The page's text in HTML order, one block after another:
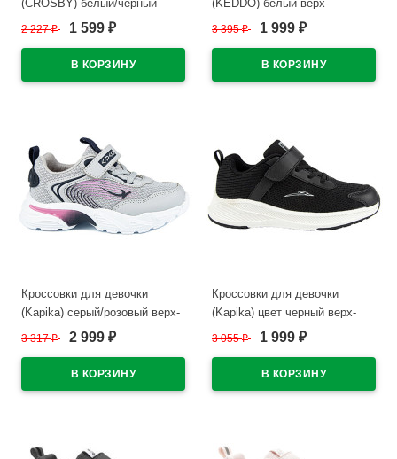
(CROSBY) белый/черный
верх-искусственная кожа/
арт.248039/04-01
2 227₽ 1 599 ₽
(KEDDO) белый верх-
искусственная кожа
547173/02-05
3 395₽ 1 999 ₽
Кроссовки для девочки
(Kapika) серый/розовый верх-
искусственная кожа/текстиль
размерный ряд 31-35 артикул
731148-3
3 317₽ 2 999 ₽
Кроссовки для девочки
(Kapika) цвет черный верх-
текстиль подкладка-текстиль/
ряд 33-37 артикул 731152-1
3 055₽ 1 999 ₽